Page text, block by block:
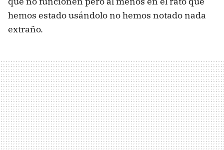
hemos estado usándolo no hemos notado nada
extraño.